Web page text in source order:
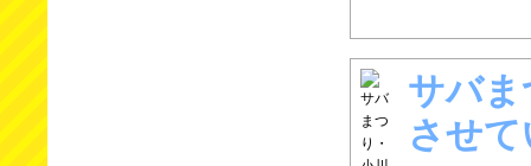
サバま
させ